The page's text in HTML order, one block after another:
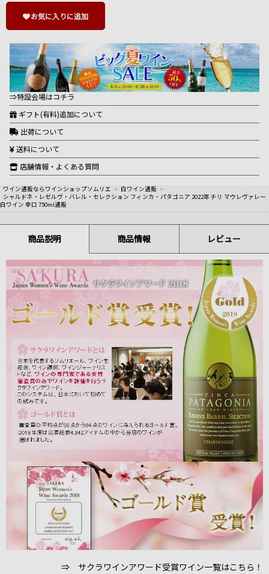
お気に入りに追加
⇒特設会場はコチラ
ギフト(有料)追加について
出荷について
送料について
店舗情報・よくある質問
ワイン通販ならワインショップソムリエ > 白ワイン通販 >
シャルドネ・レゼルヴ・バレル・セレクション フィンカ・パタゴニア 2022年 チリ マウレヴァレー
白ワイン 辛口 750ml通販
商品説明 商品情報 レビュー
⇒ サクラワインアワード受賞ワイン一覧はこちら！